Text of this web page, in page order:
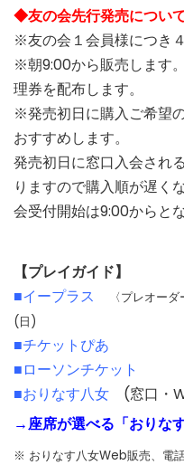
◆友の会先行発売につい
※友の会１会員様につき
※朝9:00から販売します
理券を配布します。
※発売初日に購入ご希望
おすすめします。
発売初日に窓口入会され
りますので購入順が遅く
会受付開始は9:00からと
【プレイガイド】
■イープラス
〈プレオー
(日)
■チケットぴあ
■ローソンチケット
■おりなす八女 (窓口・
→座席が選べる「おりな
※ おりなす八女Web販売、電